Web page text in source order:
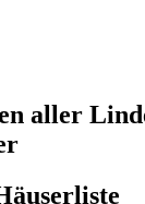
aller